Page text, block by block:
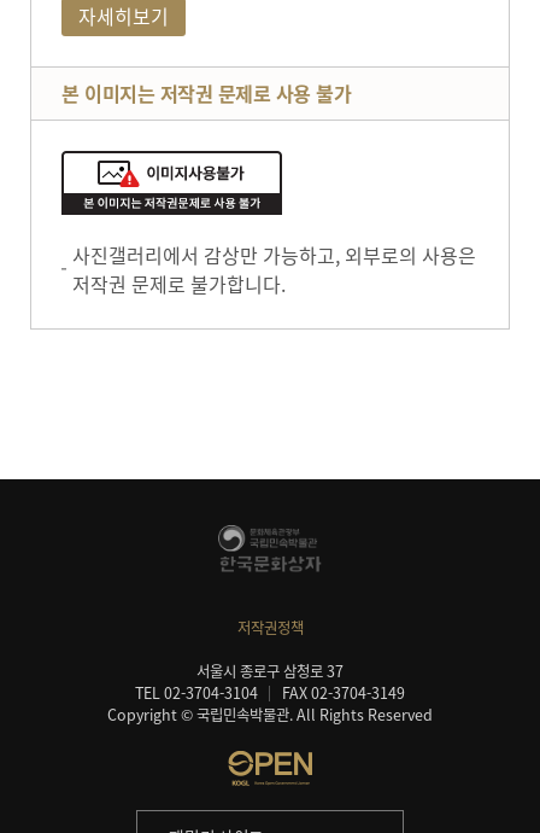
자세히보기
본 이미지는 저작권 문제로 사용 불가
사진갤러리에서 감상만 가능하고, 외부로의 사용은
저작권 문제로 불가합니다.
저작권정책
서울시 종로구 삼청로 37
TEL 02-3704-3104
FAX 02-3704-3149
Copyright © 국립민속박물관. All Rights Reserved